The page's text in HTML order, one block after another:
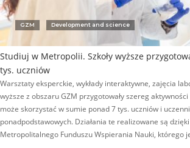
GZM Development and science
Studiuj w Metropolii. Szkoły wyższe
tys. uczniów
Warsztaty eksperckie, wykłady interaktywne, zajęcia
wyższe z obszaru GZM przygotowały szereg
może skorzystać w sumie ponad 7 tys. uczniów i
ponadpodstawowych. Działania te realizowane są
Metropolitalnego Funduszu Wspierania Nauki, którego